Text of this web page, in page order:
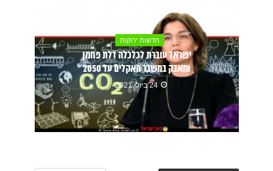
חדשות ירוקות
ישראל עוברת לכלכלה דלת פחמן
ומאבק במשבר האקלים עד 2050
24 ביולי 2021